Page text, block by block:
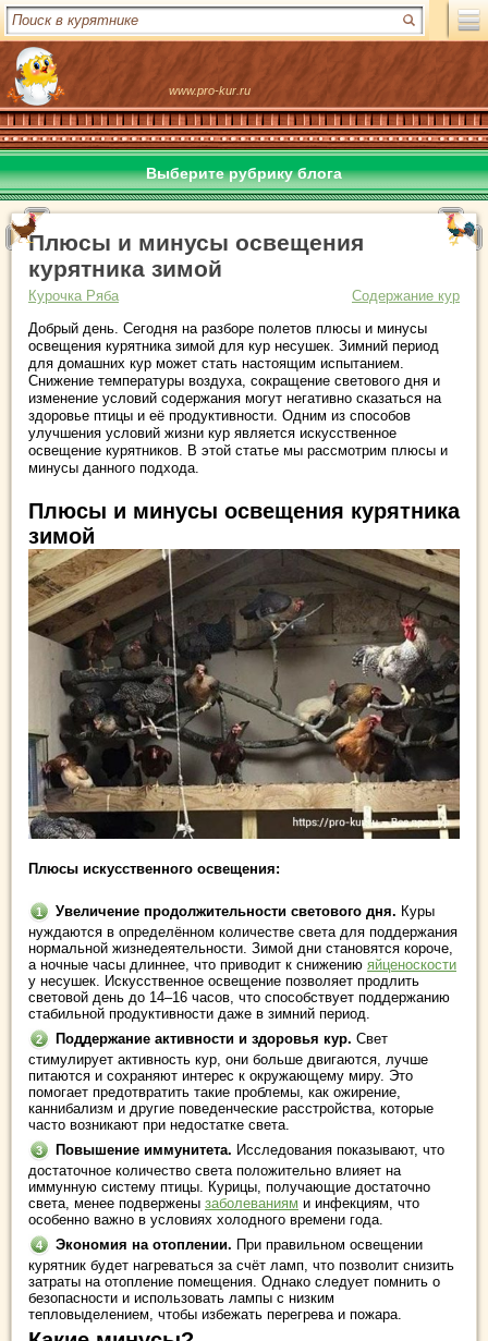
www.pro-kur.ru
Выберите рубрику блога
Плюсы и минусы освещения
курятника зимой
Курочка Ряба
Содержание кур
Добрый день. Сегодня на разборе полетов плюсы и минусы
освещения курятника зимой для кур несушек. Зимний период
для домашних кур может стать настоящим испытанием.
Снижение температуры воздуха, сокращение светового дня и
изменение условий содержания могут негативно сказаться на
здоровье птицы и её продуктивности. Одним из способов
улучшения условий жизни кур является искусственное
освещение курятников. В этой статье мы рассмотрим плюсы и
минусы данного подхода.
Плюсы и минусы освещения курятника
зимой
Плюсы искусственного освещения:
Увеличение продолжительности светового дня. Куры
нуждаются в определённом количестве света для поддержания
нормальной жизнедеятельности. Зимой дни становятся короче,
а ночные часы длиннее, что приводит к снижению яйценоскости
у несушек. Искусственное освещение позволяет продлить
световой день до 14–16 часов, что способствует поддержанию
стабильной продуктивности даже в зимний период.
Поддержание активности и здоровья кур. Свет
стимулирует активность кур, они больше двигаются, лучше
питаются и сохраняют интерес к окружающему миру. Это
помогает предотвратить такие проблемы, как ожирение,
каннибализм и другие поведенческие расстройства, которые
часто возникают при недостатке света.
Повышение иммунитета. Исследования показывают, что
достаточное количество света положительно влияет на
иммунную систему птицы. Курицы, получающие достаточно
света, менее подвержены заболеваниям и инфекциям, что
особенно важно в условиях холодного времени года.
Экономия на отоплении. При правильном освещении
курятник будет нагреваться за счёт ламп, что позволит снизить
затраты на отопление помещения. Однако следует помнить о
безопасности и использовать лампы с низким
тепловыделением, чтобы избежать перегрева и пожара.